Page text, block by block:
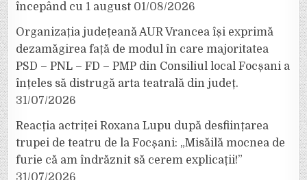
începând cu 1 august 01/08/2026
Organizația județeană AUR Vrancea își exprimă
dezamăgirea față de modul în care majoritatea
PSD – PNL – FD – PMP din Consiliul local Focșani a
înțeles să distrugă arta teatrală din județ.
31/07/2026
Reacția actriței Roxana Lupu după desființarea
trupei de teatru de la Focșani: „Misăilă mocnea de
furie că am îndrăznit să cerem explicații!”
31/07/2026